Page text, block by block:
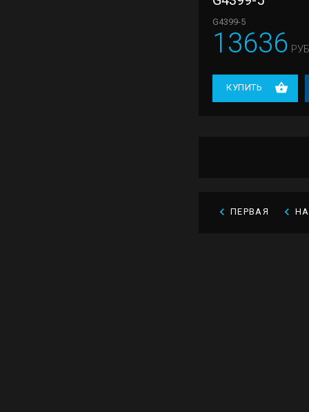
G4399-5
13636
КУПИТЬ
ПЕРВАЯ